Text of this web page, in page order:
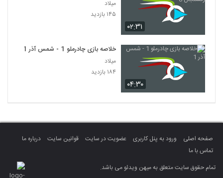
۰۲:۳۱
میلاد
۱۴۵ بازدید
۰۴:۳۰
خلاصه بازی چادرملو 1 - شمس آذر 1
میلاد
۱۸۴ بازدید
صفحه اصلی ورود به پنل کاربری عضویت در سایت قوانین سایت
درباره ما
تماس با ما
تمام حقوق سایت متعلق به میهن ویدئو می باشد.